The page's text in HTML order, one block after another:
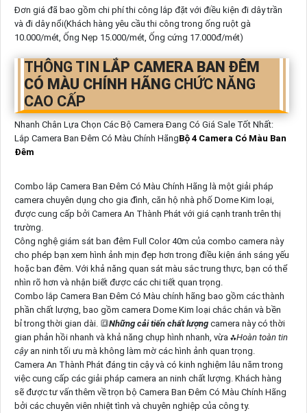
Đơn giá đã bao gồm chi phí thi công lắp đặt với điều kiện đi dây trần
và đi dây nổi(Khách hàng yêu cầu thi công trong ống ruột gà
10.000/mét, Ống Nẹp 15.000/mét, Ống cứng 17.000đ/mét)
THÔNG TIN LẮP CAMERA BAN ĐÊM
CÓ MÀU CHÍNH HÃNG CHỨC NĂNG
CAO CẤP
Nhanh Chân Lựa Chọn Các Bộ Camera Đang Có Giá Sale Tốt Nhất:
Lắp Camera Ban Đêm Có Màu Chính HãngBộ 4 Camera Có Màu Ban
Đêm
Combo lắp Camera Ban Đêm Có Màu Chính Hãng là một giải pháp
camera chuyên dụng cho gia đình, căn hộ nhà phố Dome Kim loại,
được cung cấp bởi Camera An Thành Phát với giá cạnh tranh trên thị
trường.
Công nghệ giám sát ban đêm Full Color 40m của combo camera này
cho phép bạn xem hình ảnh mịn đẹp hơn trong điều kiện ánh sáng yếu
hoặc ban đêm. Với khả năng quan sát màu sắc trung thực, bạn có thể
nhìn rõ hơn và nhận biết được các chi tiết quan trọng.
Combo lắp Camera Ban Đêm Có Màu chính hãng bao gồm các thành
phần chất lượng, bao gồm camera Dome Kim loại chắc chắn và bền
bỉ trong thời gian dài. 🔳Những cải tiến chất lượngcamera này có thời
gian phản hồi nhanh và khả năng chụp hình nhanh, vừa ⁂Hoàn toàn tin
cậyan ninh tối ưu mà không làm mờ các hình ảnh quan trọng.
Camera An Thành Phát đáng tin cậy và có kinh nghiệm lâu năm trong
việc cung cấp các giải pháp camera an ninh chất lượng. Khách hàng
sẽ được tư vấn thêm về trọn bộ Camera Ban Đêm Có Màu Chính Hãng
bởi các chuyên viên nhiệt tình và chuyên nghiệp của công ty.